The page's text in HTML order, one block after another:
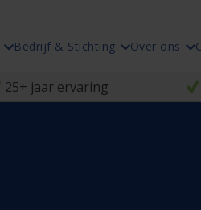
Bedrijf & Stichting Over ons
25+ jaar ervaring